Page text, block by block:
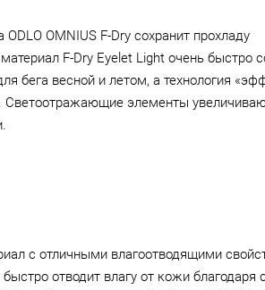
OMNIUS F-Dry сохранит прохладу
F-Dry Eyelet Light очень быстро
бега весной и летом, а технология
Светоотражающие элементы
с отличными влагоотводящими
отводит влагу от кожи благодаря